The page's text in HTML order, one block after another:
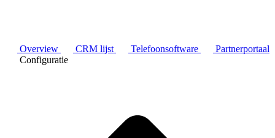
Overview CRM lijst Telefoonsoftware
Partnerportaal
Configuratie